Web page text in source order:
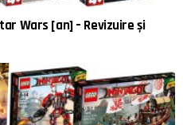
Wars [an] – Revizuire și